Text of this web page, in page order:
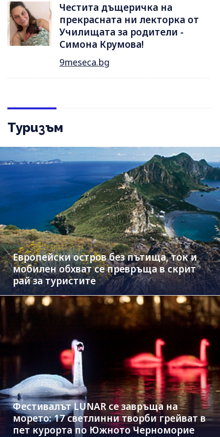
Честита дъщеричка на
прекрасната ни лекторка от
Училищата за родители -
Симона Крумова!
9meseca.bg
Туризъм
Европейски остров без пътища, ток и
мобилен обхват се превръща в скрит
рай за туристите
Фестивалът LUNAR се завръща на
морето: 17 светлинни творби грейват в
пет курорта по Южното Черноморие